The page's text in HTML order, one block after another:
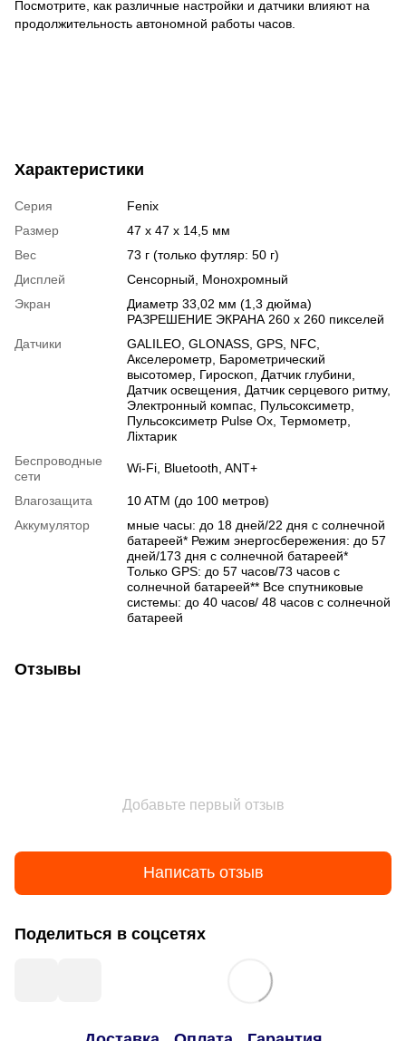
Посмотрите, как различные настройки и датчики влияют на
продолжительность автономной работы часов.
Характеристики
Серия
Fenix
Размер
47 x 47 x 14,5 мм
Вес
73 г (только футляр: 50 г)
Дисплей
Сенсорный
Монохромный
Экран
Диаметр 33,02 мм (1,3 дюйма)
РАЗРЕШЕНИЕ ЭКРАНА 260 х 260 пикселей
Датчики
GALILEO GLONASS GPS NFC
Акселерометр Барометрический
высотомер Гироскоп Датчик глубини
Датчик освещения
Датчик серцевого ритму,
Электронный компас Пульсоксиметр
Пульсоксиметр Pulse Ox Термометр
Ліхтарик
Беспроводные
сети
Wi-Fi Bluetooth ANT+
Влагозащита
10 ATM (до 100 метров)
Аккумулятор
мные часы: до 18 дней/22 дня с солнечной
батареей* Режим энергосбережения: до 57
дней/173 дня с солнечной батареей*
Только GPS: до 57 часов/73 часов с
солнечной батареей** Все спутниковые
системы: до 40 часов/ 48 часов с солнечной
батареей
Отзывы
Добавьте первый отзыв
Написать отзыв
Поделиться в соцсетях